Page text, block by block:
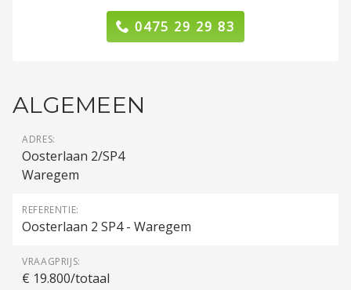
0475 29 29 83
ALGEMEEN
ADRES:
Oosterlaan 2/SP4
Waregem
REFERENTIE:
Oosterlaan 2 SP4 - Waregem
VRAAGPRIJS:
€ 19.800/totaal